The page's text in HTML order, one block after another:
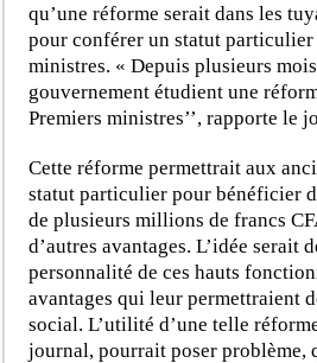
qu’une réforme serait dans les
pour conférer un statut particulier
ministres. « Depuis plusieurs
gouvernement étudient une
Premiers ministres’’, rapporte le
Cette réforme permettrait aux
statut particulier pour bénéficier
de plusieurs millions de francs
d’autres avantages. L’idée serait
personnalité de ces hauts
avantages qui leur permettraient
social. L’utilité d’une telle
journal, pourrait poser problème,